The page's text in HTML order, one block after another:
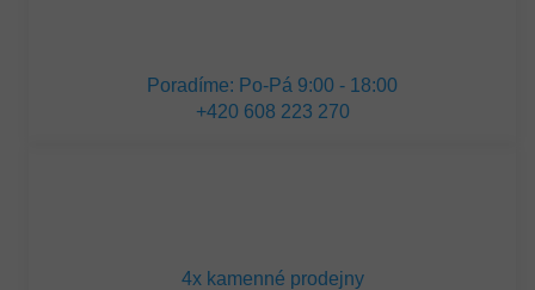
Poradíme: Po-Pá 9:00 - 18:00
+420 608 223 270
4x kamenné prodejny